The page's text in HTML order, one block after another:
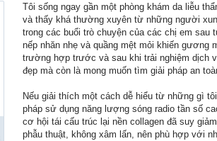
Tôi sống ngay gần một phòng khám da liễu
và thấy khá thường xuyên từ những người
trong các buổi trò chuyện của các chị em sau
nếp nhăn nhẹ và quầng mệt mỏi khiến
trường hợp trước và sau khi trải nghiệm dịch
đẹp mà còn là mong muốn tìm giải pháp an
Nếu giải thích một cách dễ hiểu từ những gì
pháp sử dụng năng lượng sóng radio tần số
cơ hội tái cấu trúc lại nền collagen đã suy
phẫu thuật, không xâm lấn, nên phù hợp với